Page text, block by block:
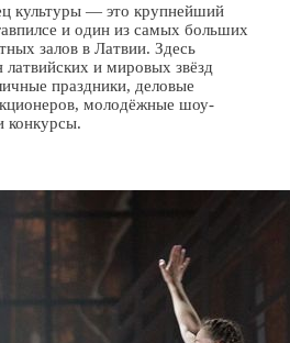
культуры — это крупнейший
и один из самых больших
залов в Латвии. Здесь
латвийских и мировых звёзд
праздники, деловые
молодёжные шоу-
конкурсы.